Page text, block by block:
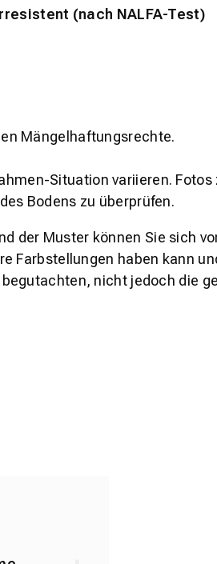
(nach NALFA-Test)
Mängelhaftungsrechte.
Situation variieren.
Bodens zu überprüfen.
der Muster können Sie sich
Farbstellungen haben kann
nicht jedoch die